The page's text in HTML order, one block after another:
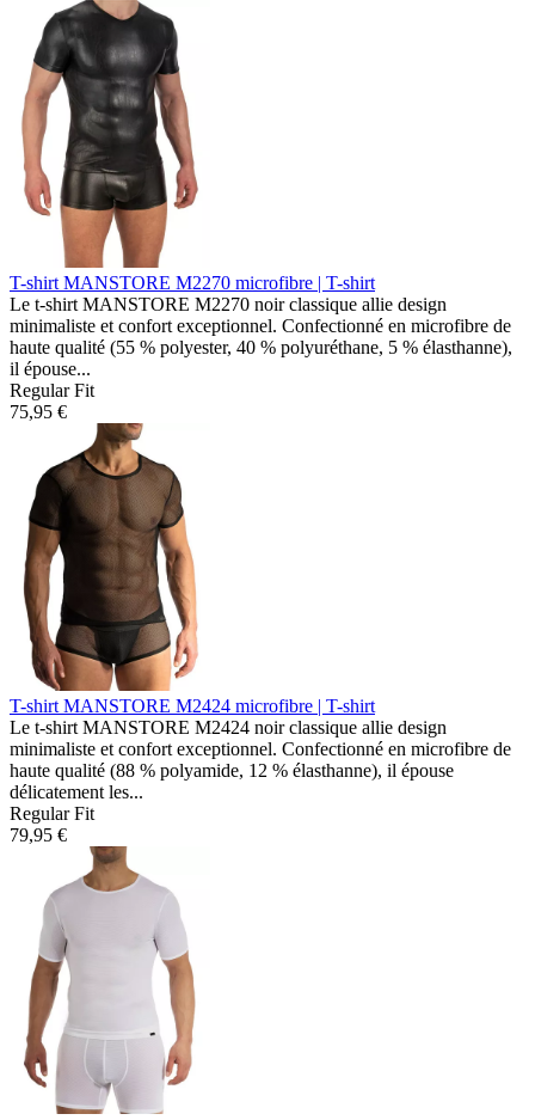
T-shirt MANSTORE M2270 microfibre | T-shirt
Le t-shirt MANSTORE M2270 noir classique allie design
minimaliste et confort exceptionnel. Confectionné en microfibre de
haute qualité (55 % polyester, 40 % polyuréthane, 5 % élasthanne),
il épouse...
Regular Fit
75,95 €
T-shirt MANSTORE M2424 microfibre | T-shirt
Le t-shirt MANSTORE M2424 noir classique allie design
minimaliste et confort exceptionnel. Confectionné en microfibre de
haute qualité (88 % polyamide, 12 % élasthanne), il épouse
délicatement les...
Regular Fit
79,95 €